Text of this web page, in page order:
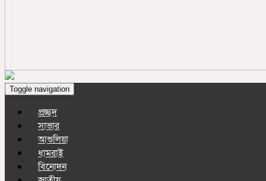
Toggle navigation
প্রচ্ছদ
সাভার
আশুলিয়া
ধামরাই
বিনোদন